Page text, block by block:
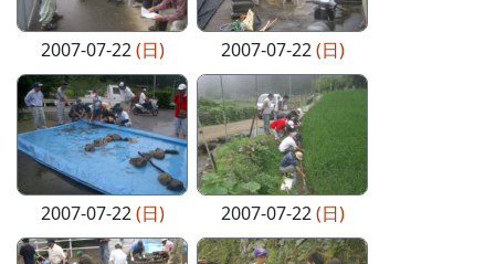
2007-07-22(日) 2007-07-22(日)
2007-07-22(日) 2007-07-22(日)